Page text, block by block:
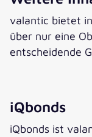
valantic bietet
über nur eine
entscheidende
iQbonds
iQbonds ist